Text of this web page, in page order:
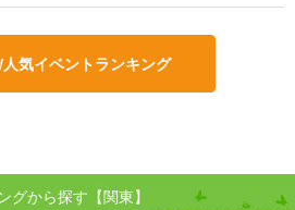
気イベントランキング
グから探す【関東】